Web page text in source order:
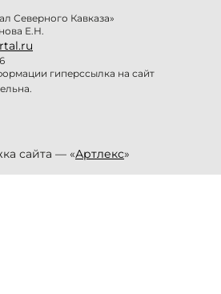
Северного Кавказа»
Е.Н.
гиперссылка на сайт
сайта — «Артлекс»